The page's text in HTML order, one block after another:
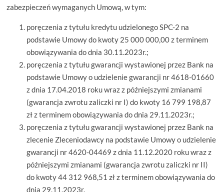
zabezpieczeń wymaganych Umową, w tym:
poręczenia z tytułu kredytu udzielonego SPC-2 na
podstawie Umowy do kwoty 25 000 000,00 z terminem
obowiązywania do dnia 30.11.2023r.;
poręczenia z tytułu gwarancji wystawionej przez Bank na
podstawie Umowy o udzielenie gwarancji nr 4618-01660
z dnia 17.04.2018 roku wraz z późniejszymi zmianami
(gwarancja zwrotu zaliczki nr I) do kwoty 16 799 198,87
zł z terminem obowiązywania do dnia 29.11.2023r.;
poręczenia z tytułu gwarancji wystawionej przez Bank na
zlecenie Zleceniodawcy na podstawie Umowy o udzielenie
gwarancji nr 4620-04469 z dnia 11.12.2020 roku wraz z
późniejszymi zmianami (gwarancja zwrotu zaliczki nr II)
do kwoty 44 312 968,51 zł z terminem obowiązywania do
dnia 29.11.2023r.